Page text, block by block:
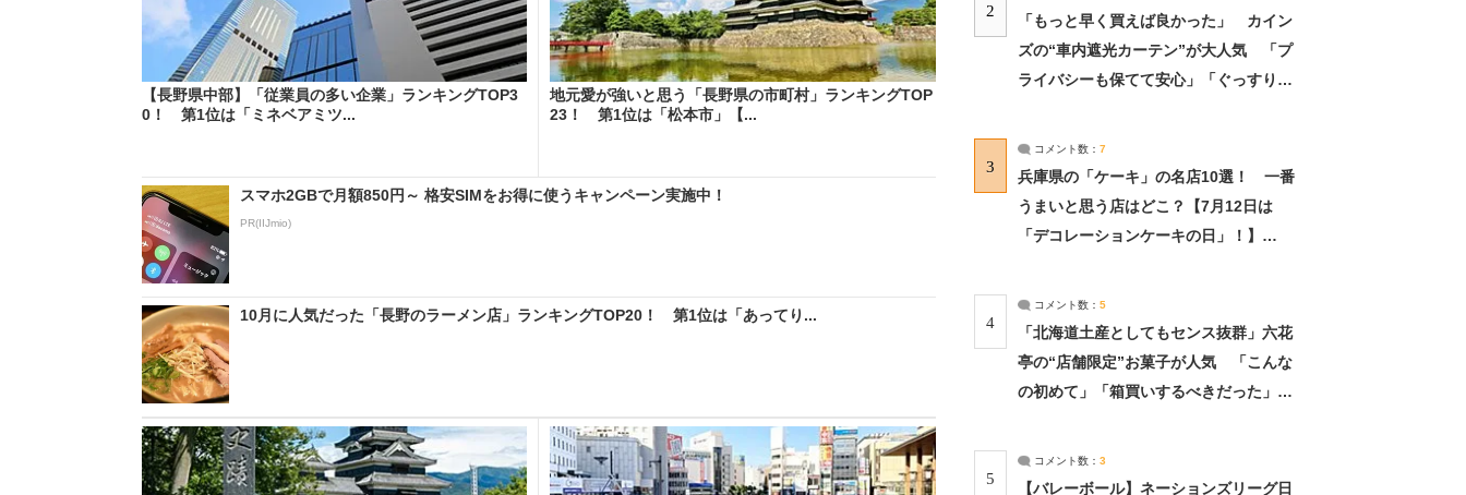
【長野県中部】「従業員の多い企業」ランキングTOP3
0！ 第1位は「ミネベアミツ...
地元愛が強いと思う「長野県の市町村」ランキングTOP
23！ 第1位は「松本市」【...
スマホ2GBで月額850円～ 格安SIMをお得に使うキャンペーン実施中！
PR(IIJmio)
10月に人気だった「長野のラーメン店」ランキングTOP20！ 第1位は「あってり...
2
「もっと早く買えば良かった」 カイン
ズの“車内遮光カーテン”が大人気 「プ
ライバシーも保てて安心」「ぐっすり眠
3
コメント数： 7
兵庫県の「ケーキ」の名店10選！ 一番
うまいと思う店はどこ？【7月12日は
「デコレーションケーキの日」！】
4
コメント数： 5
「北海道土産としてもセンス抜群」六花
亭の“店舗限定”お菓子が人気 「こんな
の初めて」「箱買いするべきだった」
5
コメント数： 3
【バレーボール】ネーションズリーグ日